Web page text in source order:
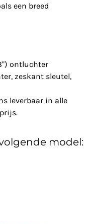
een breed
ontluchter
zeskant sleutel,
leverbaar in alle
model: